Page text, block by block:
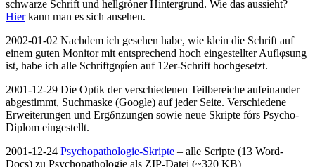
schwarze Schrift und hellgrόner Hintergrund. Wie das aussieht?
Hierkann man es sich ansehen.
2002-01-02 Nachdem ich gesehen habe, wie klein die Schrift auf
einem guten Monitor mit entsprechend hoch eingestellter Auflφsung
ist, habe ich alle Schriftgrφίen auf 12er-Schrift hochgesetzt.
2001-12-29 Die Optik der verschiedenen Teilbereiche aufeinander
abgestimmt, Suchmaske (Google) auf jeder Seite. Verschiedene
Erweiterungen und Ergδnzungen sowie neue Skripte fόrs Psycho-
Diplom eingestellt.
2001-12-24 Psychopathologie-Skripte – alle Scripte (13 Word-
Docs) zu Psychopathologie als ZIP-Datei (~320 KB)